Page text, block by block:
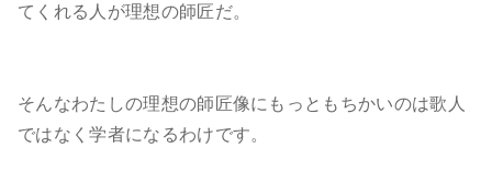
てくれる人が理想の師匠だ。
そんなわたしの理想の師匠像にもっともちかいのは歌人
ではなく学者になるわけです。